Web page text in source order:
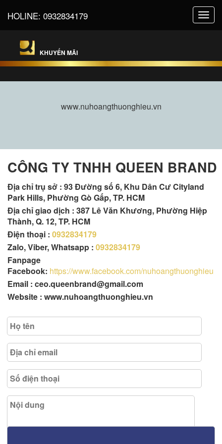
HOLINE: 0932834179
KHUYẾN MÃI
www.nuhoangthuonghieu.vn
CÔNG TY TNHH QUEEN BRAND
Địa chỉ trụ sở : 93 Đường số 6, Khu Dân Cư Cityland
Park Hills, Phường Gò Gấp, TP. HCM
Địa chỉ giao dịch : 387 Lê Văn Khương, Phường Hiệp
Thành, Q. 12, TP. HCM
Điện thoại : 0932834179
Zalo, Viber, Whatsapp : 0932834179
Fanpage
Facebook: https://www.facebook.com/nuhoangthuonghieu
Email : ceo.queenbrand@gmail.com
Website : www.nuhoangthuonghieu.vn